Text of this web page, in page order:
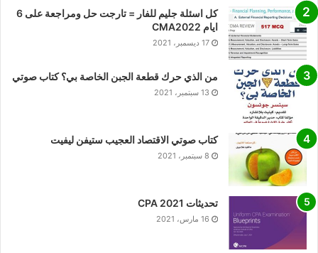
كل اسئلة جليم للفار = تارجت حل ومراجعة على 6
ايام CMA2022
17 ديسمبر، 2021
من الذي حرك قطعة الجبن الخاصة بي؟ كتاب صوتي
13 سبتمبر، 2021
كتاب صوتي الاقتصاد العجيب ستيفن ليفيت
8 سبتمبر، 2021
تحديثات CPA 2021
16 مارس، 2021